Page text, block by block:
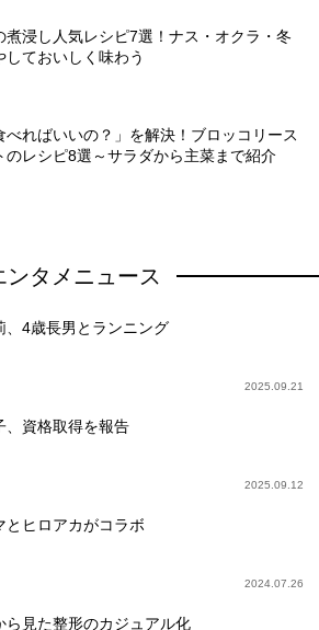
煮浸し人気レシピ7選！ナス・オクラ・冬
しておいしく味わう
べればいいの？」を解決！ブロッコリース
のレシピ8選～サラダから主菜まで紹介
ンタメニュース
、4歳長男とランニング
2025.09.21
、資格取得を報告
2025.09.12
とヒロアカがコラボ
2024.07.26
ら見た整形のカジュアル化